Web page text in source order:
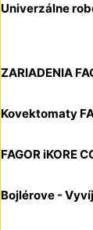
Univerzálne
ZARIADENIA
Kovektomaty
FAGOR iKORE
Bojlérove -